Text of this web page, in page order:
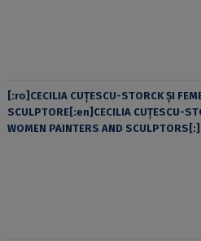
[:ro]CECILIA CUŢESCU-STORCK ŞI
SCULPTORE[:en]CECILIA CUŢESCU-
WOMEN PAINTERS AND SCULPTORS[:]